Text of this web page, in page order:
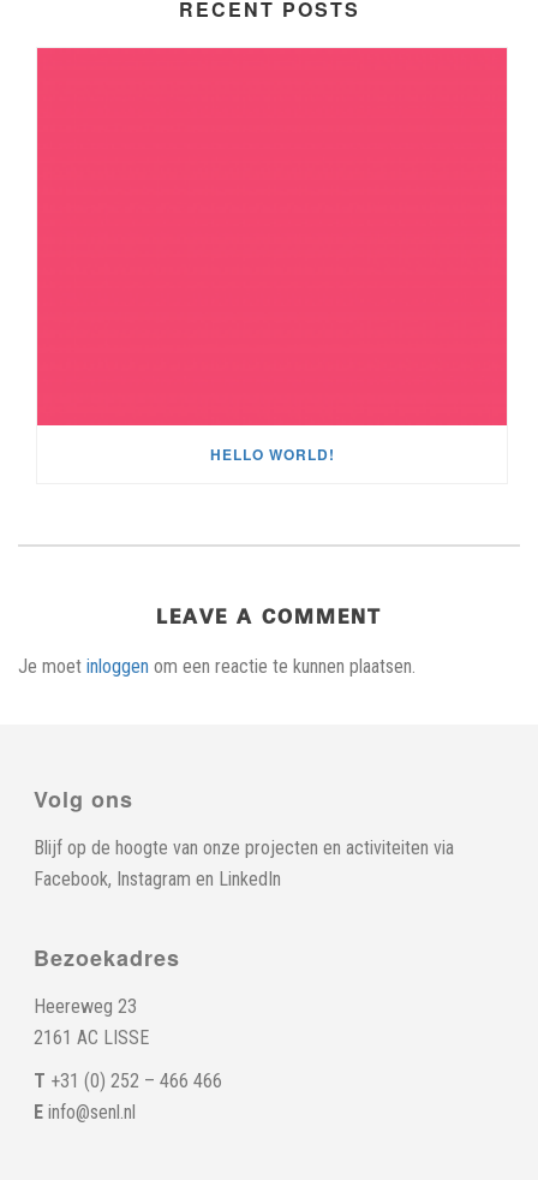
RECENT POSTS
HELLO WORLD!
LEAVE A COMMENT
Je moet inloggen om een reactie te kunnen plaatsen.
Volg ons
Blijf op de hoogte van onze projecten en activiteiten via
Facebook, Instagram en LinkedIn
Bezoekadres
Heereweg 23
2161 AC LISSE
T +31 (0) 252 – 466 466
E info@senl.nl